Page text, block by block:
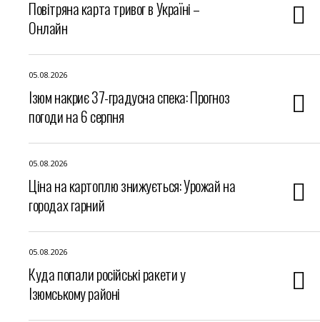
Повітряна карта тривог в Україні –
Онлайн
05.08.2026
Ізюм накриє 37-градусна спека: Прогноз
погоди на 6 серпня
05.08.2026
Ціна на картоплю знижується: Урожай на
городах гарний
05.08.2026
Куда попали російські ракети у
Ізюмському районі